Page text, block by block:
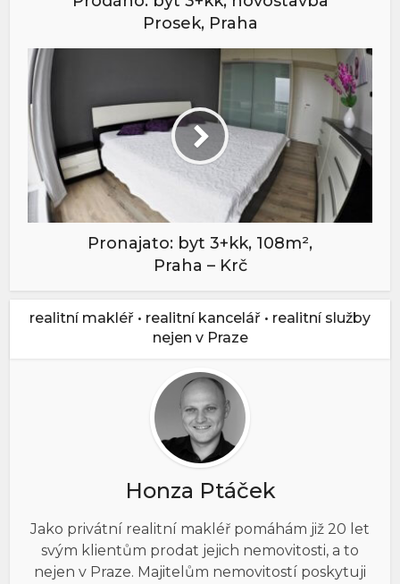
Prosek, Praha
Pronajato: byt 3+kk, 108m²,
Praha – Krč
realitní makléř • realitní kancelář • realitní služby
nejen v Praze
Honza Ptáček
Jako privátní realitní makléř pomáhám již 20 let
svým klientům prodat jejich nemovitosti, a to
nejen v Praze. Majitelům nemovitostí poskytuji